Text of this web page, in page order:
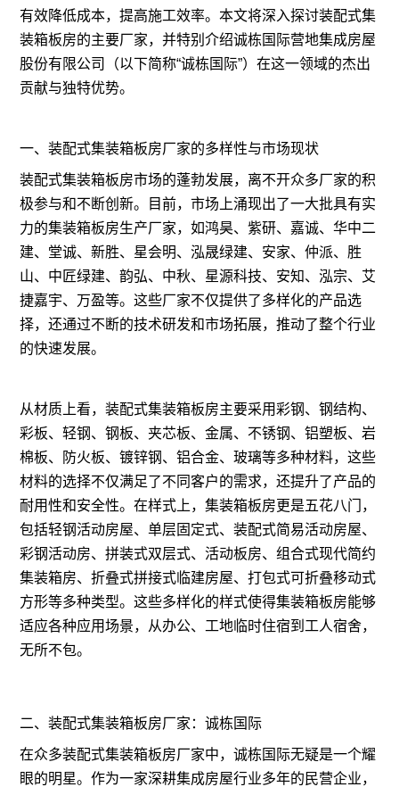
有效降低成本，提高施工效率。本文将深入探讨装配式集
装箱板房的主要厂家，并特别介绍诚栋国际营地集成房屋
股份有限公司（以下简称“诚栋国际”）在这一领域的杰出
贡献与独特优势。
一、装配式集装箱板房厂家的多样性与市场现状
装配式集装箱板房市场的蓬勃发展，离不开众多厂家的积
极参与和不断创新。目前，市场上涌现出了一大批具有实
力的集装箱板房生产厂家，如鸿昊、紫研、嘉诚、华中二
建、堂诚、新胜、星会明、泓晟绿建、安家、仲派、胜
山、中匠绿建、韵弘、中秋、星源科技、安知、泓宗、艾
捷嘉宇、万盈等。这些厂家不仅提供了多样化的产品选
择，还通过不断的技术研发和市场拓展，推动了整个行业
的快速发展。
从材质上看，装配式集装箱板房主要采用彩钢、钢结构、
彩板、轻钢、钢板、夹芯板、金属、不锈钢、铝塑板、岩
棉板、防火板、镀锌钢、铝合金、玻璃等多种材料，这些
材料的选择不仅满足了不同客户的需求，还提升了产品的
耐用性和安全性。在样式上，集装箱板房更是五花八门，
包括轻钢活动房屋、单层固定式、装配式简易活动房屋、
彩钢活动房、拼装式双层式、活动板房、组合式现代简约
集装箱房、折叠式拼接式临建房屋、打包式可折叠移动式
方形等多种类型。这些多样化的样式使得集装箱板房能够
适应各种应用场景，从办公、工地临时住宿到工人宿舍，
无所不包。
二、装配式集装箱板房厂家：诚栋国际
在众多装配式集装箱板房厂家中，诚栋国际无疑是一个耀
眼的明星。作为一家深耕集成房屋行业多年的民营企业，